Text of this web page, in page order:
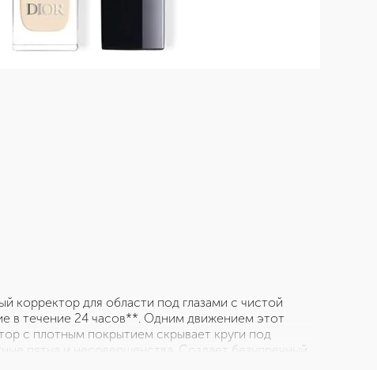
корректор для области под глазами с чистой
в течение 24 часов**. Одним движением этот
с плотным покрытием скрывает круги под
пятна и несовершенства. Создает безупречный